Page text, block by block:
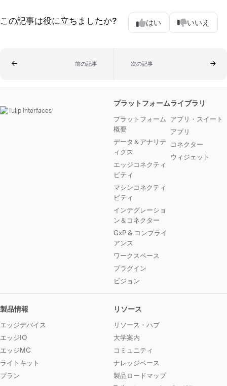
この記事は役に立ちましたか? はい いいえ
前の記事 次の記事
プラットフォーム
プラットフォーム
概要
データ＆アナリテ
ィクス
エッジコネクティ
ビティ
マシンコネクティ
ビティ
インテグレーショ
ン＆コネクター
GxP & コンプライ
アンス
ワークスペース
プラグイン
ビジョン
ライブラリ
アプリ・スイート
アプリ
コネクター
ウィジェット
製品情報
エッジデバイス
エッジIO
エッジMC
ライトキット
プラン
リソース
リソース・ハブ
大学案内
コミュニティ
ナレッジベース
製品ロードマップ